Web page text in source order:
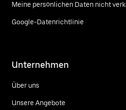
Meine persönlichen Daten nicht
Google-Datenrichtlinie
Unternehmen
Über uns
Unsere Angebote